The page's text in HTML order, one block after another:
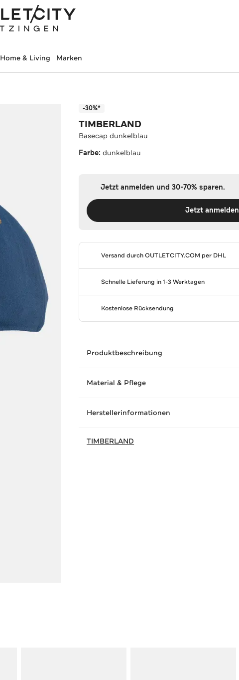
Home & Living Marken
-30%*
TIMBERLAND
Basecap dunkelblau
Farbe:dunkelblau
Jetzt anmelden und 30-70% sparen.
Jetzt anmelden
Versand durchOUTLETCITY.COM per DHL
Schnelle Lieferung in 1-3 Werktagen
Kostenlose Rücksendung
Produktbeschreibung
Material & Pflege
Herstellerinformationen
TIMBERLAND